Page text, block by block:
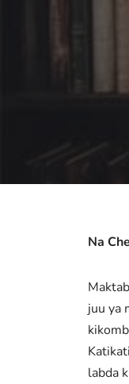
Na
juu ya
labda